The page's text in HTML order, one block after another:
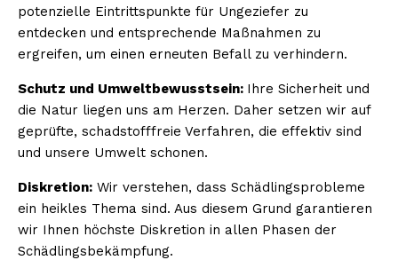
potenzielle Eintrittspunkte für Ungeziefer zu
entdecken und entsprechende Maßnahmen zu
ergreifen, um einen erneuten Befall zu verhindern.
Schutz und Umweltbewusstsein: Ihre Sicherheit und
die Natur liegen uns am Herzen. Daher setzen wir auf
geprüfte, schadstofffreie Verfahren, die effektiv sind
und unsere Umwelt schonen.
Diskretion: Wir verstehen, dass Schädlingsprobleme
ein heikles Thema sind. Aus diesem Grund garantieren
wir Ihnen höchste Diskretion in allen Phasen der
Schädlingsbekämpfung.